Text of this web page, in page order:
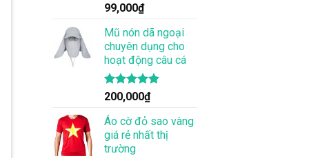
Được xếp
hạng
4.83
5 sao
99,000₫
Mũ nón dã ngoại
chuyên dụng cho
hoạt động câu cá
Được xếp
hạng
4.83
5 sao
200,000₫
Áo cờ đỏ sao vàng
giá rẻ nhất thị
trường